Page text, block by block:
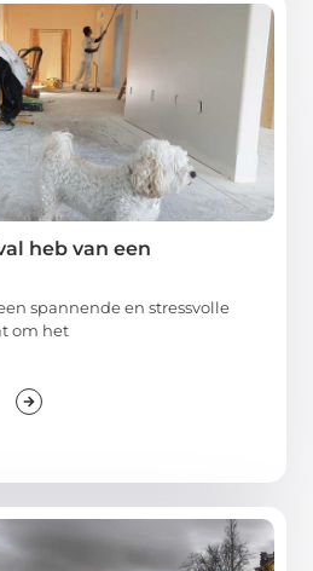
heb van een
spannende en stressvolle
om het